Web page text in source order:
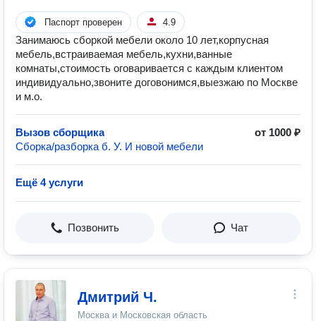
Паспорт проверен 4.9
Занимаюсь сборкой мебели около 10 лет,корпусная
мебель,встраиваемая мебель,кухни,ванные
комнаты,стоимость оговаривается с каждым клиентом
индивидуально,звоните договонимся,выезжаю по Москве
и м.о.
Вызов сборщика
от 1000 ₽
Сборка/разборка б. У. И новой мебели
Ещё 4 услуги
Позвонить Чат
Дмитрий Ч.
Москва и Московская область